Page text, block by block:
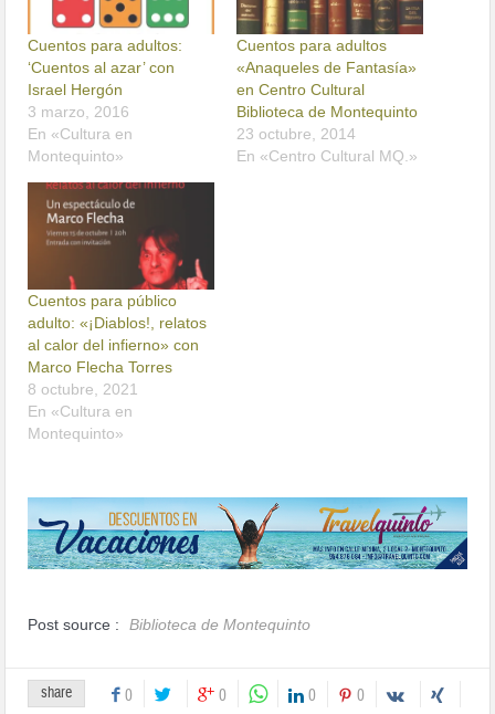
Cuentos para adultos:
‘Cuentos al azar’ con
Israel Hergón
3 marzo, 2016
En «Cultura en
Montequinto»
Cuentos para adultos
«Anaqueles de Fantasía»
en Centro Cultural
Biblioteca de Montequinto
23 octubre, 2014
En «Centro Cultural MQ.»
Cuentos para público
adulto: «¡Diablos!, relatos
al calor del infierno» con
Marco Flecha Torres
8 octubre, 2021
En «Cultura en
Montequinto»
Post source : Biblioteca de Montequinto
share 0 0 0 0